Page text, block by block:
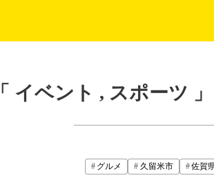
「 イベント , スポーツ
グルメ 久留米市 佐賀